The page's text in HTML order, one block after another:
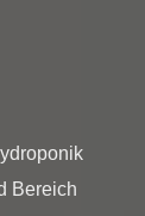
Bereich